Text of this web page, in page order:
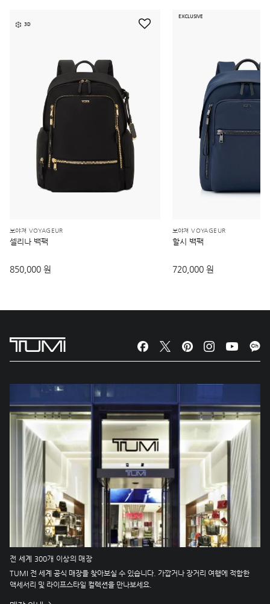
3D
보야져 VOYAGEUR
셀리나 백팩
850,000 원
EXCLUSIVE
보야져 VOYAGEUR
할시 백팩
720,000 원
전 세계 300개 이상의 매장
TUMI 전 세계 공식 매장을 찾아보실 수 있습니다. 가깝거나 장거리 여행에 적합한
액세서리 및 라이프스타일 컬렉션을 만나보세요.